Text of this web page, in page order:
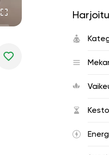
Kesto